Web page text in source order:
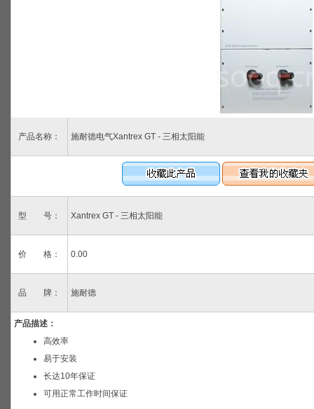
产品名称： 施耐德电气Xantrex GT - 三相太阳能
型 号： Xantrex GT - 三相太阳能
价 格： 0.00
品 牌： 施耐德
产品描述：
高效率
易于安装
长达10年保证
可用正常工作时间保证